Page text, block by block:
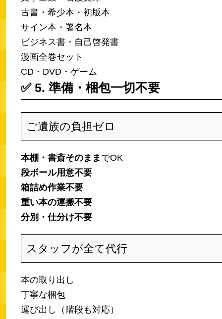
古書・希少本・初版本
サイン本・署名本
ビジネス書・自己啓発書
漫画全巻セット
CD・DVD・ゲーム
✅ 5. 準備・梱包一切不要
ご遺族の負担ゼロ
本棚・書斎そのまま でOK
段ボール用意不要
箱詰め作業不要
重い本の運搬不要
分別・仕分け不要
スタッフが全て代行
本の取り出し
丁寧な梱包
運び出し（階段も対応）